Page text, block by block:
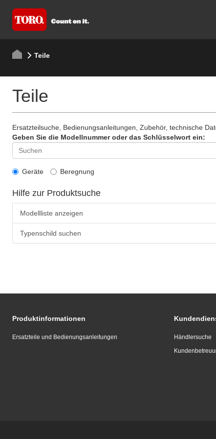
Teile
Teile
Ersatzteilsuche, Bedienungsanleitungen, Zubehör, technische
Geben Sie die Modellnummer oder das Schlüsselwort ein:
Geräte Beregnung
Hilfe zur Produktsuche
Modellliste anzeigen
Typenschild suchen
Produktinformationen
Ersatzteile und Bedienungsanleitungen
Händlersuche